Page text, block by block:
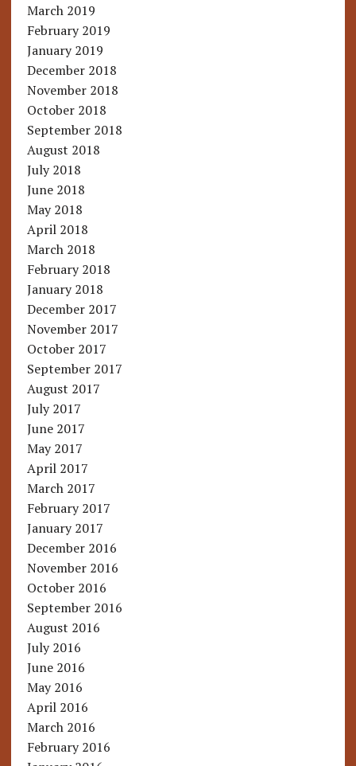
March 2019
February 2019
January 2019
December 2018
November 2018
October 2018
September 2018
August 2018
July 2018
June 2018
May 2018
April 2018
March 2018
February 2018
January 2018
December 2017
November 2017
October 2017
September 2017
August 2017
July 2017
June 2017
May 2017
April 2017
March 2017
February 2017
January 2017
December 2016
November 2016
October 2016
September 2016
August 2016
July 2016
June 2016
May 2016
April 2016
March 2016
February 2016